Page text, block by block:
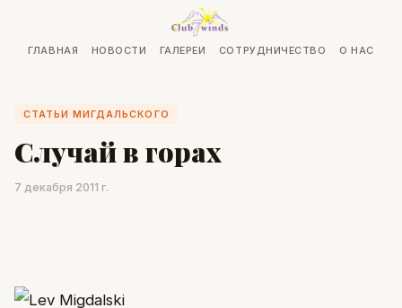
ГЛАВНАЯ НОВОСТИ ГАЛЕРЕИ СОТРУДНИЧЕСТВО О НАС
СТАТЬИ МИГДАЛЬСКОГО
Случай в горах
7 декабря 2011 г.